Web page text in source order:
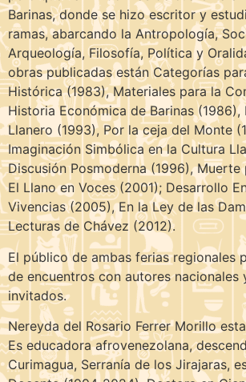
Barinas, donde se hizo escritor y
ramas, abarcando la Antropología,
Arqueología, Filosofía, Política y
obras publicadas están Categorías
Histórica (1983), Materiales para la
Historia Económica de Barinas
Llanero (1993), Por la ceja del Monte
Imaginación Simbólica en la Cultura
Discusión Posmoderna (1996),
El Llano en Voces (2001); Desarrollo
Vivencias (2005), En la Ley de las
Lecturas de Chávez (2012).
El público de ambas ferias regionales
de encuentros con autores nacionales
invitados.
Nereyda del Rosario Ferrer Morillo
Es educadora afrovenezolana,
Curimagua, Serranía de los Jirajaras,